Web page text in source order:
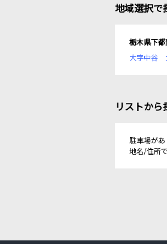
地域選択で
栃木県下
大字中谷
リストから
駐車場があ
地名/住所